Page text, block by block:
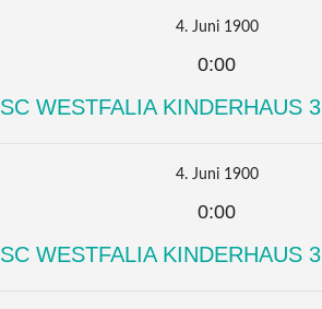
4. Juni 1900
0:00
SC WESTFALIA KINDERHAUS 3
4. Juni 1900
0:00
SC WESTFALIA KINDERHAUS 3